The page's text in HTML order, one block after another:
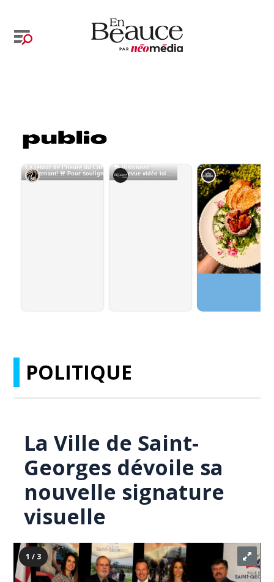
POLITIQUE
La Ville de Saint-
Georges dévoile sa
nouvelle signature
visuelle
1 / 3